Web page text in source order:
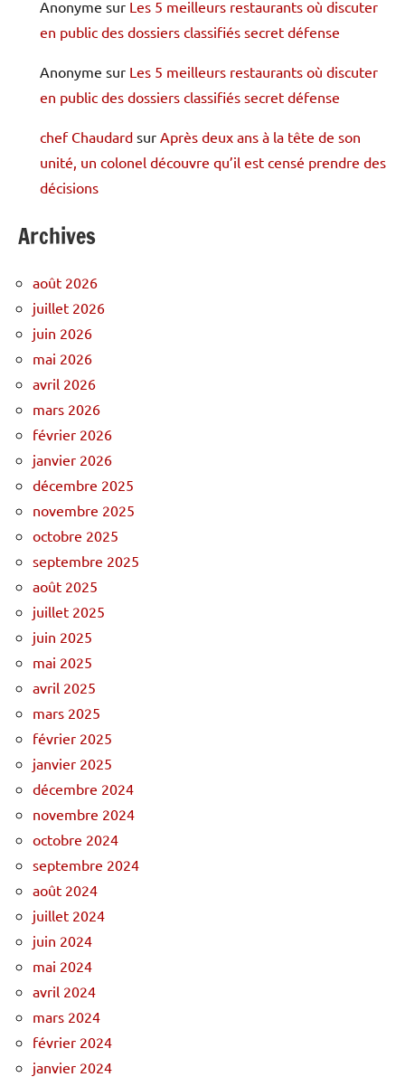
Anonyme sur Les 5 meilleurs restaurants où discuter
en public des dossiers classifiés secret défense
Anonyme sur Les 5 meilleurs restaurants où discuter
en public des dossiers classifiés secret défense
chef Chaudard sur Après deux ans à la tête de son
unité, un colonel découvre qu’il est censé prendre des
décisions
Archives
août 2026
juillet 2026
juin 2026
mai 2026
avril 2026
mars 2026
février 2026
janvier 2026
décembre 2025
novembre 2025
octobre 2025
septembre 2025
août 2025
juillet 2025
juin 2025
mai 2025
avril 2025
mars 2025
février 2025
janvier 2025
décembre 2024
novembre 2024
octobre 2024
septembre 2024
août 2024
juillet 2024
juin 2024
mai 2024
avril 2024
mars 2024
février 2024
janvier 2024